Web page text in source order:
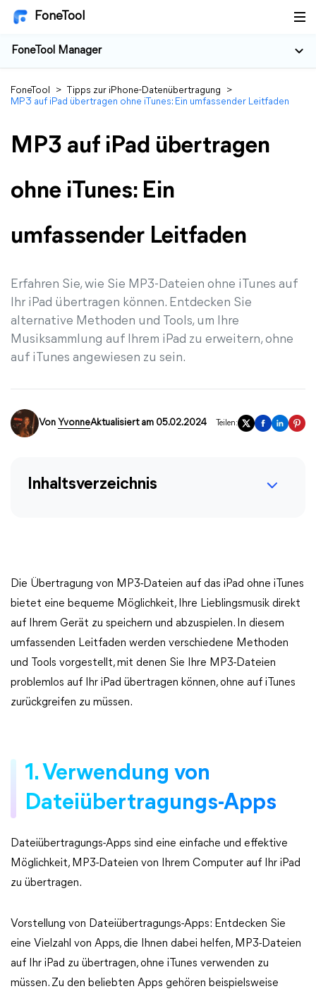
FoneTool
FoneTool Manager
FoneTool > Tipps zur iPhone-Datenübertragung
>
MP3 auf iPad übertragen ohne iTunes: Ein umfassender Leitfaden
MP3 auf iPad übertragen
ohne iTunes: Ein
umfassender Leitfaden
Erfahren Sie, wie Sie MP3-Dateien ohne iTunes auf
Ihr iPad übertragen können. Entdecken Sie
alternative Methoden und Tools, um Ihre
Musiksammlung auf Ihrem iPad zu erweitern, ohne
auf iTunes angewiesen zu sein.
Von YvonneAktualisiert am 05.02.2024 Teilen:
Inhaltsverzeichnis
Die Übertragung von MP3-Dateien auf das iPad ohne iTunes
bietet eine bequeme Möglichkeit, Ihre Lieblingsmusik direkt
auf Ihrem Gerät zu speichern und abzuspielen. In diesem
umfassenden Leitfaden werden verschiedene Methoden
und Tools vorgestellt, mit denen Sie Ihre MP3-Dateien
problemlos auf Ihr iPad übertragen können, ohne auf iTunes
zurückgreifen zu müssen.
1. Verwendung von
Dateiübertragungs-Apps
Dateiübertragungs-Apps sind eine einfache und effektive
Möglichkeit, MP3-Dateien von Ihrem Computer auf Ihr iPad
zu übertragen.
Vorstellung von Dateiübertragungs-Apps: Entdecken Sie
eine Vielzahl von Apps, die Ihnen dabei helfen, MP3-Dateien
auf Ihr iPad zu übertragen, ohne iTunes verwenden zu
müssen. Zu den beliebten Apps gehören beispielsweise